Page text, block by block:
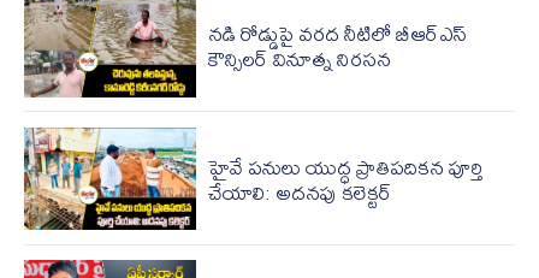
నడి రోడ్డుపై వరద నీటిలో బీఆర్ఎస్
కౌన్సిలర్ వినూత్న నిరసన
హైవే పనులు యుద్ధ ప్రాతిపదికన పూర్తి
చేయాలి: అదనపు కలెక్టర్